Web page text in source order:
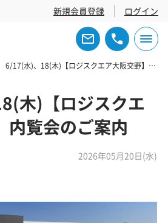
新規会員登録 ログイン
6/17(水)、18(木)【ロジスクエア大阪交野】内覧会のご案内
木)【ロジスクエ
内覧会のご案内
2026年05月20日(水)